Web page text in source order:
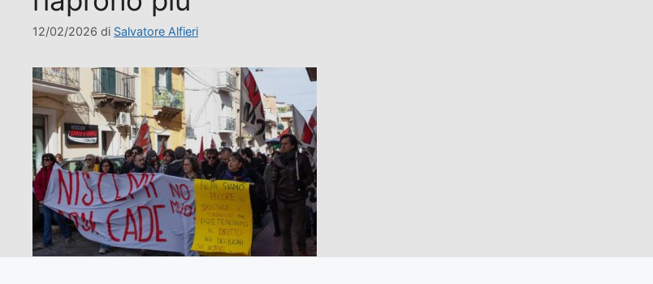
12/02/2026 di Salvatore Alfieri